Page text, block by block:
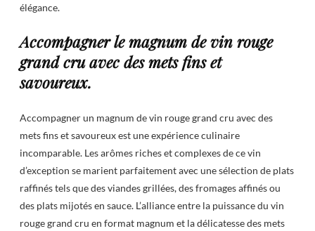
élégance.
Accompagner le magnum de vin rouge
grand cru avec des mets fins et
savoureux.
Accompagner un magnum de vin rouge grand cru avec des
mets fins et savoureux est une expérience culinaire
incomparable. Les arômes riches et complexes de ce vin
d’exception se marient parfaitement avec une sélection de plats
raffinés tels que des viandes grillées, des fromages affinés ou
des plats mijotés en sauce. L’alliance entre la puissance du vin
rouge grand cru en format magnum et la délicatesse des mets